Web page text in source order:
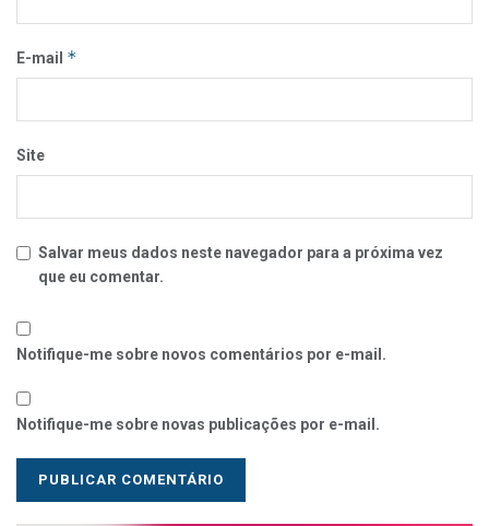
E-mail *
Site
Salvar meus dados neste navegador para a próxima vez
que eu comentar.
Notifique-me sobre novos comentários por e-mail.
Notifique-me sobre novas publicações por e-mail.